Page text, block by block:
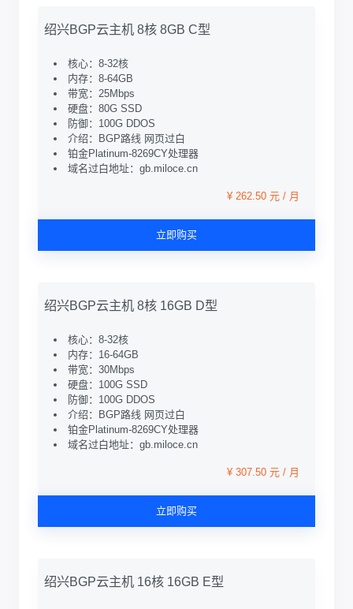
绍兴BGP云主机 8核 8GB C型
核心：8-32核
内存：8-64GB
带宽：25Mbps
硬盘：80G SSD
防御：100G DDOS
介绍：BGP路线 网页过白
铂金Platinum-8269CY处理器
域名过白地址：gb.miloce.cn
¥ 262.50 元 / 月
立即购买
绍兴BGP云主机 8核 16GB D型
核心：8-32核
内存：16-64GB
带宽：30Mbps
硬盘：100G SSD
防御：100G DDOS
介绍：BGP路线 网页过白
铂金Platinum-8269CY处理器
域名过白地址：gb.miloce.cn
¥ 307.50 元 / 月
立即购买
绍兴BGP云主机 16核 16GB E型